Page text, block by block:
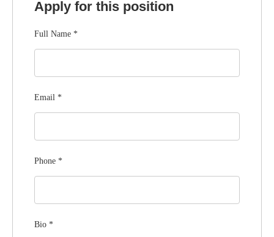
Apply for this position
Full Name *
Email *
Phone *
Bio *